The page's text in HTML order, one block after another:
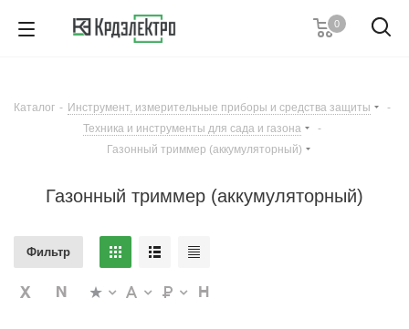
0
8 (800) 555-53-20
Пн-Пт с 8:00-17:00
Заказать звонок
Каталог - Инструмент, измерительные приборы и средства защиты
-
Техника и инструменты для сада и газона
-
Газонный триммер (аккумуляторный)
Газонный триммер (аккумуляторный)
Фильтр